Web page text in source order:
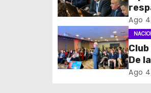
c
i
ó
de
Ago
Club
De
los
Ago